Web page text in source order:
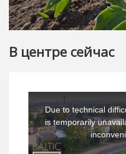
В центре сейчас